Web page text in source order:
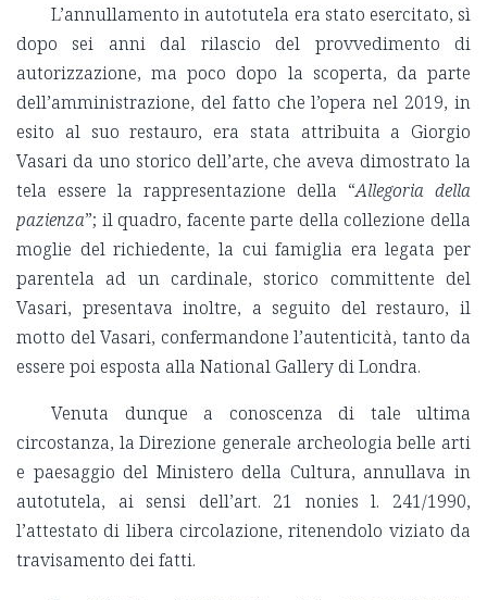
L’annullamento in autotutela era stato esercitato, sì
dopo sei anni dal rilascio del provvedimento di
autorizzazione, ma poco dopo la scoperta, da parte
dell’amministrazione, del fatto che l’opera nel 2019, in
esito al suo restauro, era stata attribuita a Giorgio
Vasari da uno storico dell’arte, che aveva dimostrato la
tela essere la rappresentazione della “Allegoria della
pazienza”; il quadro, facente parte della collezione della
moglie del richiedente, la cui famiglia era legata per
parentela ad un cardinale, storico committente del
Vasari, presentava inoltre, a seguito del restauro, il
motto del Vasari, confermandone l’autenticità, tanto da
essere poi esposta alla National Gallery di Londra.
Venuta dunque a conoscenza di tale ultima
circostanza, la Direzione generale archeologia belle arti
e paesaggio del Ministero della Cultura, annullava in
autotutela, ai sensi dell’art. 21 nonies l. 241/1990,
l’attestato di libera circolazione, ritenendolo viziato da
travisamento dei fatti.